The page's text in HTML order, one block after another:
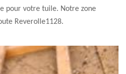
pour votre tuile. Notre zone
Reverolle1128.